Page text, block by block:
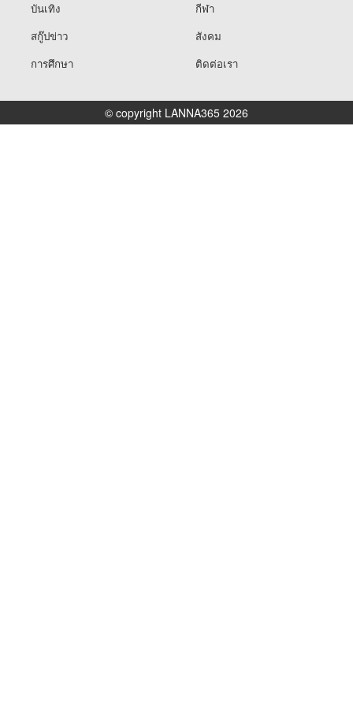
บันเทิง
กีฬา
สกู๊ปข่าว
สังคม
การศึกษา
ติดต่อเรา
© copyright LANNA365 2026